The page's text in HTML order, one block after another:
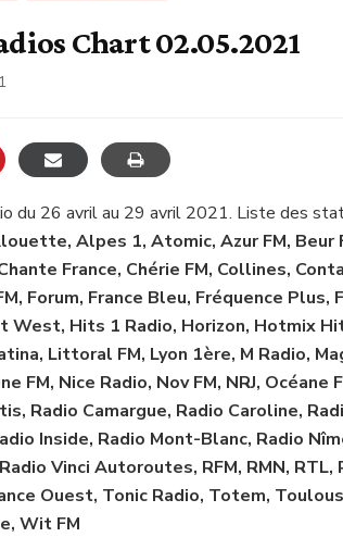
Chart 02.05.2021
du 26 avril au 29 avril 2021. Liste des
Alpes 1, Atomic, Azur FM, Beur
France, Chérie FM, Collines,
Forum, France Bleu, Fréquence Plus,
West, Hits 1 Radio, Horizon, Hotmix
Littoral FM, Lyon 1ère, M Radio,
FM, Nice Radio, Nov FM, NRJ, Océane
Radio Camargue, Radio Caroline,
Inside, Radio Mont-Blanc, Radio
Vinci Autoroutes, RFM, RMN, RTL,
Ouest, Tonic Radio, Totem,
Wit FM